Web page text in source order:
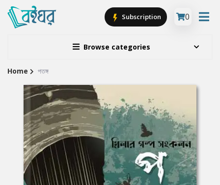
Browse categories
Subscription 0
Site
Breadcrumb
Home পতঙ্গ